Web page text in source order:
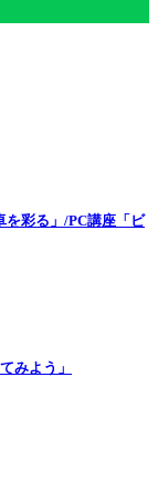
を彩る」/PC講座「ビ
みよう」